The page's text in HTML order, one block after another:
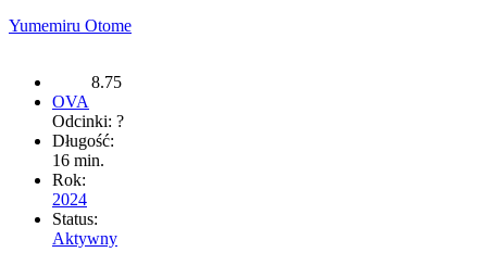
Yumemiru Otome
8.75
OVA
Odcinki: ?
Długość:
16 min.
Rok:
2024
Status:
Aktywny